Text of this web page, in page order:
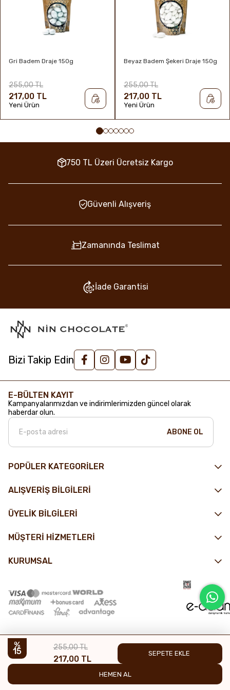
255,00 TL
217,00 TL
15
Gri Badem Draje 150g
217,00 TL
255,00 TL
Yeni Ürün
Beyaz Badem Şekeri Draje 150g
217,00 TL
255,00 TL
Yeni Ürün
750 TL Üzeri Ücretsiz Kargo
Güvenli Alışveriş
Zamanında Teslimat
İade Garantisi
Bizi Takip Edin
POPÜLER KATEGORİLER
ALIŞVERİŞ BİLGİLERİ
ÜYELİK BİLGİLERİ
MÜŞTERİ HİZMETLERİ
KURUMSAL
E-BÜLTEN KAYIT
Kampanyalarımızdan ve indirimlerimizden güncel olarak
haberdar olun.
ABONE OL
© 2025 Nin Çikolata - Tüm hakları saklıdır.